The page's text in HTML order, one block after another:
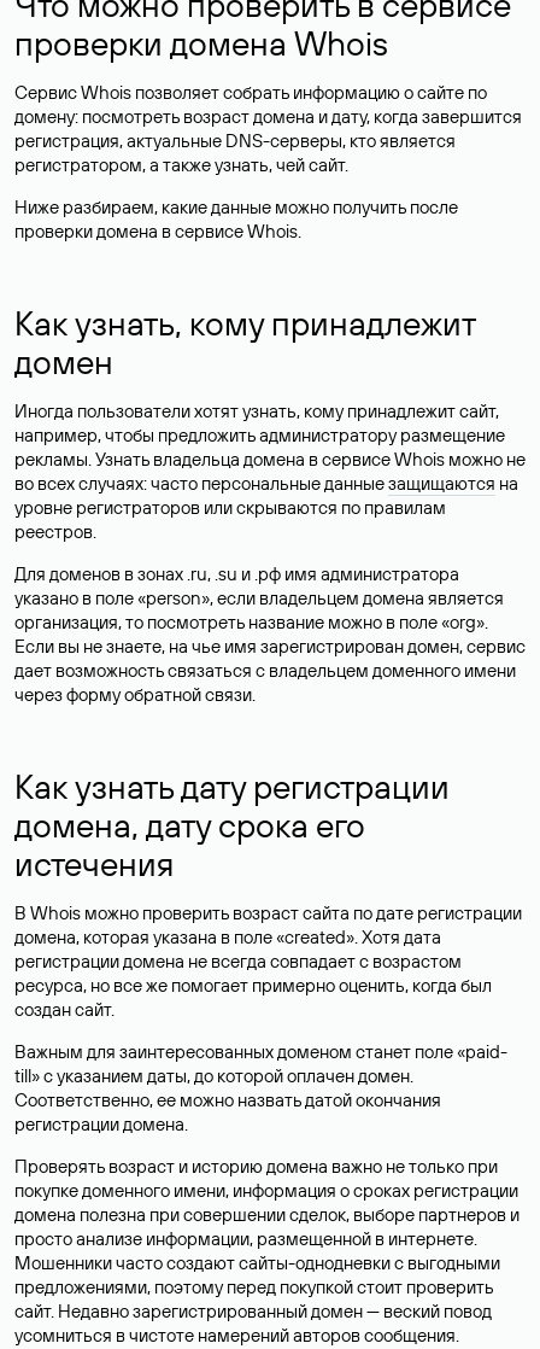
проверки домена Whois
Сервис Whois позволяет собрать информацию о сайте по
домену: посмотреть возраст домена и дату, когда завершится
регистрация, актуальные DNS-серверы, кто является
регистратором, а также узнать, чей сайт.
Ниже разбираем, какие данные можно получить после
проверки домена в сервисе Whois.
Как узнать, кому принадлежит
домен
Иногда пользователи хотят узнать, кому принадлежит сайт,
например, чтобы предложить администратору размещение
рекламы. Узнать владельца домена в сервисе Whois можно не
во всех случаях: часто персональные данныезащищаются на
уровне регистраторов или скрываются по правилам
реестров.
Для доменов в зонах .ru, .su и .рф имя администратора
указано в поле «person», если владельцем домена является
организация, то посмотреть название можно в поле «org».
Если вы не знаете, на чье имя зарегистрирован домен, сервис
дает возможность связаться с владельцем доменного имени
через форму обратной связи.
Как узнать дату регистрации
домена, дату срока его
истечения
В Whois можно проверить возраст сайта по дате регистрации
домена, которая указана в поле «created». Хотя дата
регистрации домена не всегда совпадает с возрастом
ресурса, но все же помогает примерно оценить, когда был
создан сайт.
Важным для заинтересованных доменом станет поле «paid-
till» с указанием даты, до которой оплачен домен.
Соответственно, ее можно назвать датой окончания
регистрации домена.
Проверять возраст и историю домена важно не только при
покупке доменного имени, информация о сроках регистрации
домена полезна при совершении сделок, выборе партнеров и
просто анализе информации, размещенной в интернете.
Мошенники часто создают сайты-однодневки с выгодными
предложениями, поэтому перед покупкой стоит проверить
сайт. Недавно зарегистрированный домен — веский повод
усомниться в чистоте намерений авторов сообщения.